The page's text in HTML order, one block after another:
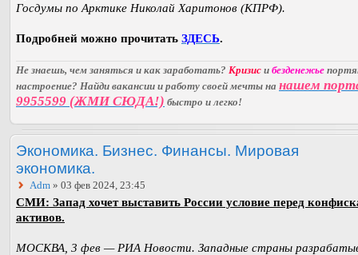
Госдумы по Арктике Николай Харитонов (КПРФ).
Подробней можно прочитать ЗДЕСЬ.
Не знаешь, чем заняться и как заработать? Кризис и безденежье
настроение? Найди вакансии и работу своей мечты на нашем
9955599 (ЖМИ СЮДА!) быстро и легко!
Экономика. Бизнес. Финансы. Мировая
экономика.
Adm » 03 фев 2024, 23:45
СМИ: Запад хочет выставить России условие перед
активов.
МОСКВА, 3 фев — РИА Новости. Западные страны